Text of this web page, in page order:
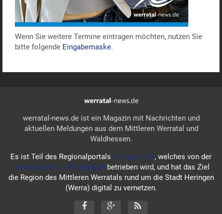
Wenn Sie weitere Termine eintragen möchten, nutzen Sie
bitte folgende Eingabemaske.
werratal-news.de ist ein Magazin mit Nachrichten und
aktuellen Meldungen aus dem Mittleren Werratal und
Waldhessen.
Es ist Teil des Regionalportals werraweb.de, welches von der
Internetagentur dd-media.debetrieben wird, und hat das Ziel
die Region des Mittleren Werratals rund um die Stadt Heringen
(Werra) digital zu vernetzen.